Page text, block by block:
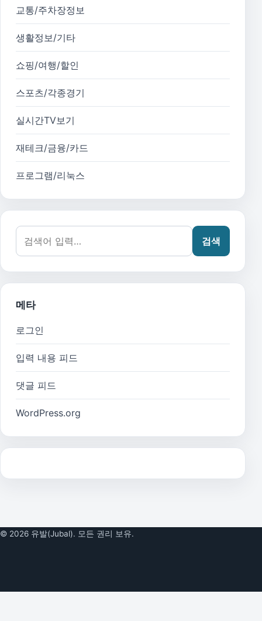
교통/주차장정보
생활정보/기타
쇼핑/여행/할인
스포츠/각종경기
실시간TV보기
재테크/금융/카드
프로그램/리눅스
검색어:
검색
메타
로그인
입력 내용 피드
댓글 피드
WordPress.org
© 2026 유발(Jubal). 모든 권리 보유.